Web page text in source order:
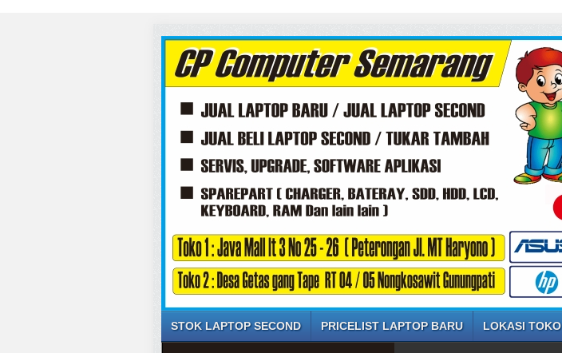
STOK LAPTOP SECOND PRICELIST LAPTOP BARU LOKASI TOKO